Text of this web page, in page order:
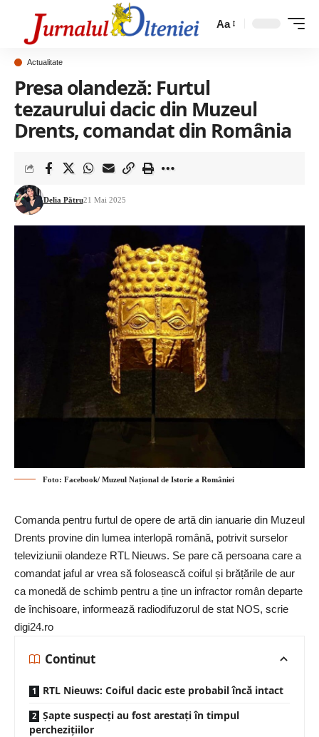
Aa
Actualitate
Presa olandeză: Furtul
tezaurului dacic din Muzeul
Drents, comandat din România
Delia Pătru21 Mai 2025
Foto: Facebook/ Muzeul Național de Istorie a României
Comanda pentru furtul de opere de artă din ianuarie din Muzeul
Drents provine din lumea interlopă română, potrivit surselor
televiziunii olandeze RTL Nieuws. Se pare că persoana care a
comandat jaful ar vrea să folosească coiful și brățările de aur
ca monedă de schimb pentru a ține un infractor român departe
de închisoare, informează radiodifuzorul de stat NOS, scrie
digi24.ro
Continut
RTL Nieuws: Coiful dacic este probabil încă intact
Șapte suspecți au fost arestați în timpul
perchezițiilor